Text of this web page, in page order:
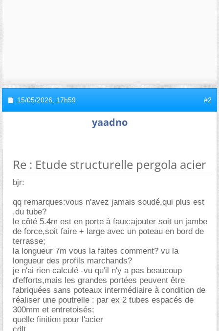
15/05/2026, 17h59 #2
yaadno
Re : Etude structurelle pergola acier
bjr:
qq remarques:vous n'avez jamais soudé,qui plus est
,du tube?
le côté 5.4m est en porte à faux:ajouter soit un jambe
de force,soit faire + large avec un poteau en bord de
terrasse;
la longueur 7m vous la faites comment? vu la
longueur des profils marchands?
je n'ai rien calculé -vu qu'il n'y a pas beaucoup
d'efforts,mais les grandes portées peuvent être
fabriquées sans poteaux intermédiaire à condition de
réaliser une poutrelle : par ex 2 tubes espacés de
300mm et entretoisés;
quelle finition pour l'acier